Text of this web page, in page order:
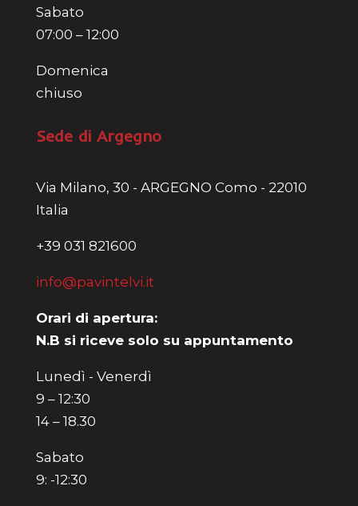
Sabato
07:00 – 12:00
Domenica
chiuso
Sede di Argegno
Via Milano, 30 - ARGEGNO Como - 22010
Italia
+39 031 821600
info@pavintelvi.it
Orari di apertura:
N.B si riceve solo su appuntamento
Lunedì - Venerdì
9 – 12:30
14 – 18.30
Sabato
9: -12:30